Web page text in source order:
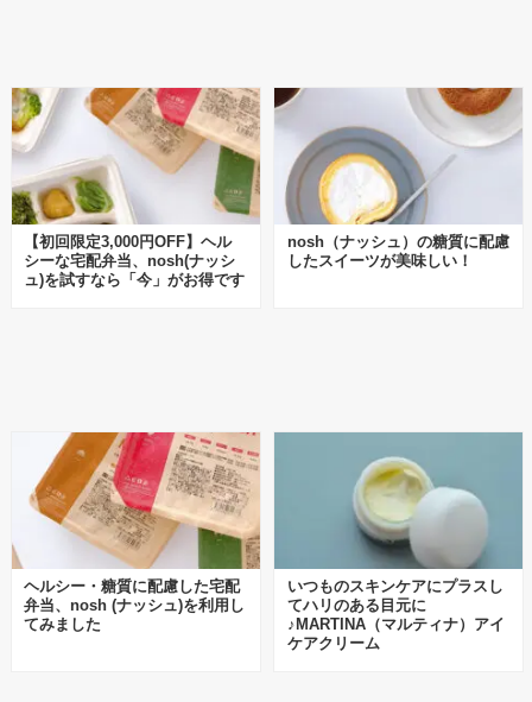
【初回限定3,000円OFF】ヘル
シーな宅配弁当、nosh(ナッシ
ュ)を試すなら「今」がお得です
nosh（ナッシュ）の糖質に配慮
したスイーツが美味しい！
ヘルシー・糖質に配慮した宅配
弁当、nosh (ナッシュ)を利用し
てみました
いつものスキンケアにプラスし
てハリのある目元に
♪MARTINA（マルティナ）アイ
ケアクリーム